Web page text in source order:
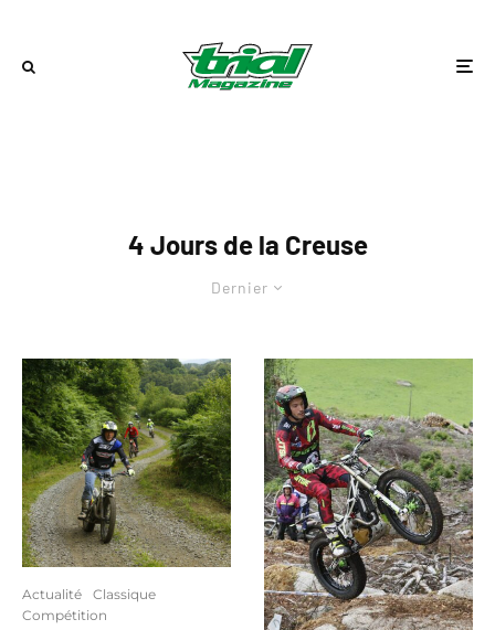
4 Jours de la Creuse
Dernier
Actualité
Classique
Compétition